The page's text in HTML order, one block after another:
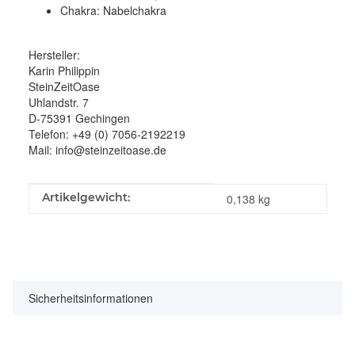
Chakra: Nabelchakra
Hersteller:
Karin Philippin
SteinZeitOase
Uhlandstr. 7
D-75391 Gechingen
Telefon: +49 (0) 7056-2192219
Mail: info@steinzeitoase.de
Produkteigenschaft
Wert
Artikelgewicht: 0,138 kg
Sicherheitsinformationen